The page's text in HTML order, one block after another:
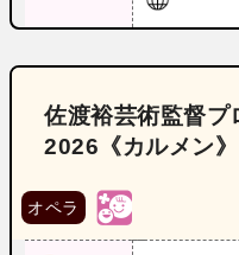
佐渡裕芸術監督プ
2026《カルメン》
オペラ